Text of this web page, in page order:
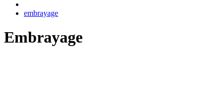
embrayage
Embrayage